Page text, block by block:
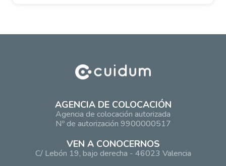
AGENCIA DE COLOCACIÓN
Agencia de colocación autorizada
Nº de autorización 9900000517
VEN A CONOCERNOS
C/ Lebón 19, bajo derecha - 46023 Valencia